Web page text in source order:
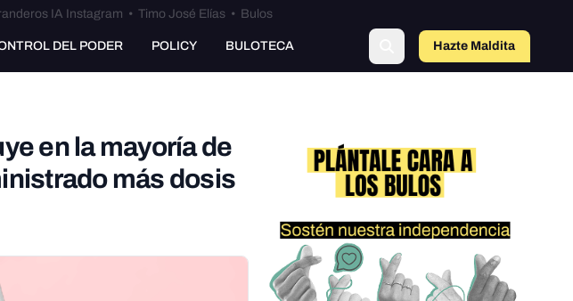
IA Instagram • Timo José Elías• Bulos
DEL PODER POLICY BULOTECA Hazte Maldito
en la mayoría de
más dosis